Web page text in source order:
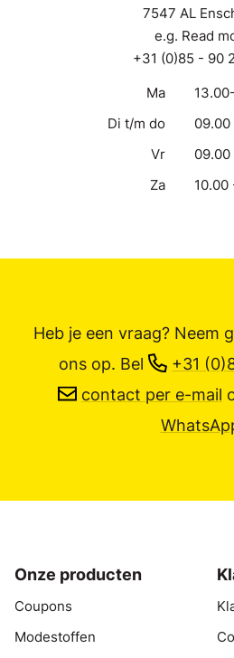
7547 AL
e.g. Read
+31 (0)85 - 90
Ma
Di t/m do
09.00
Vr
Za
10.00
Heb je een vraag? Neem
ons op. Bel +31
contact per e-mail
Onze producten
Coupons
Modestoffen